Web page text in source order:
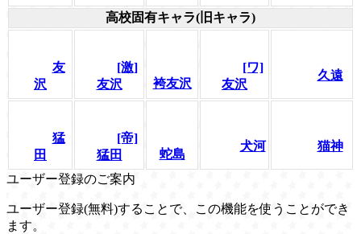
高校固有キャラ(旧キャラ)
友
沢
[激]
友沢
袴友沢
[ワ]
友沢
久遠
猛
田
[帝]
猛田
蛇島
犬河 猫神
ユーザー登録のご案内
ユーザー登録(無料)することで、この機能を使うことができ
ます。